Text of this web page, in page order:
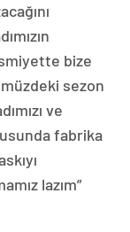
bize
sezon
ve
fabrika
lazım”